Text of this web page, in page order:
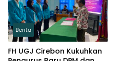
Berita
FH UGJ Cirebon Kukuhkan